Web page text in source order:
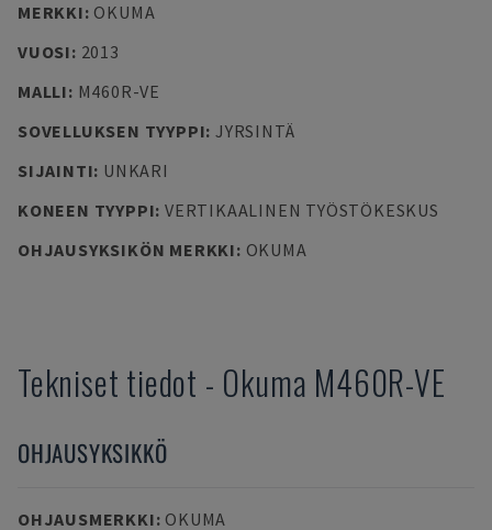
MERKKI: OKUMA
VUOSI: 2013
MALLI: M460R-VE
SOVELLUKSEN TYYPPI: JYRSINTÄ
SIJAINTI: UNKARI
KONEEN TYYPPI: VERTIKAALINEN TYÖSTÖKESKUS
OHJAUSYKSIKÖN MERKKI: OKUMA
Tekniset tiedot - Okuma M460R-VE
OHJAUSYKSIKKÖ
OHJAUSMERKKI: OKUMA